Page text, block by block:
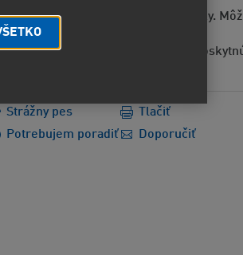
EUH208 - Obsahuje alergénne látky.
reakciu.
EUH210 - Na požiadanie možno
Strážny pes
Potrebujem poradiť
Doporučiť
Tlačiť